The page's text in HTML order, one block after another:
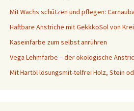
Mit Wachs schützen und pflegen:
Haftbare Anstriche mit GekkkoSol von
Kaseinfarbe zum selbst anrühren
Vega Lehmfarbe – der ökologische
Mit Hartöl lösungsmit-telfrei Holz, Stein